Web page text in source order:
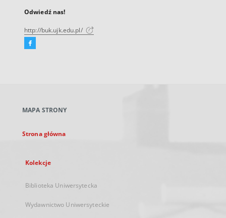
Odwiedź nas!
http://buk.ujk.edu.pl/
Facebook
karcie
MAPA STRONY
Strona główna
Kolekcje
Biblioteka Uniwersytecka
Wydawnictwo Uniwersyteckie